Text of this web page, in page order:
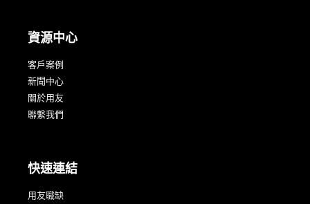
資源中心
客戶案例
新聞中心
關於用友
聯繫我們
快速連結
用友職缺